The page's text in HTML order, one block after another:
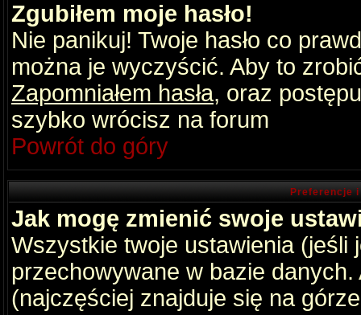
Zgubiłem moje hasło!
Nie panikuj! Twoje hasło co
można je wyczyścić. Aby to
Zapomniałem hasła, oraz
szybko wrócisz na forum
Powrót do góry
Preferencje
Jak mogę zmienić swoje
Wszystkie twoje ustawienia (jeśli
przechowywane w bazie
(najczęściej znajduje się na